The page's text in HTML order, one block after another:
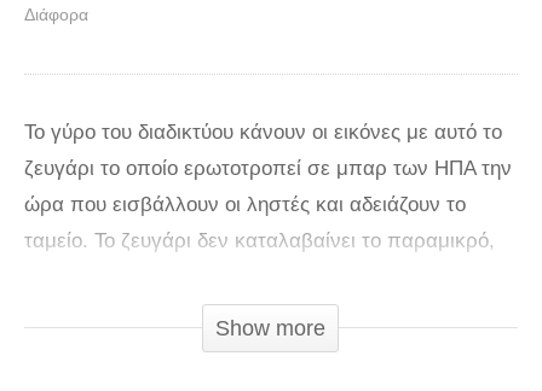
Διάφορα
Το γύρο του διαδικτύου κάνουν οι εικόνες με αυτό το
ζευγάρι το οποίο ερωτοτροπεί σε μπαρ των ΗΠΑ την
ώρα που εισβάλλουν οι ληστές και αδειάζουν το
ταμείο. Το ζευγάρι δεν καταλαβαίνει το παραμικρό,
αντιλαμβάνεται τι συμβαίνει μόνο όταν οι ληστές
φεύγουν από το κατάστημα. Δείτε το βίντεο από την
Show more